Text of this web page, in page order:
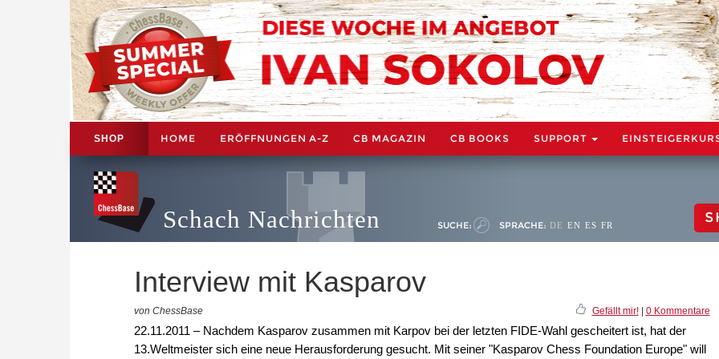
SHOP HOME ERÖFFNUNGEN A-Z CB MAGAZIN CB BOOKS SUPPORT
Schach Nachrichten SUCHE: SPRACHE: DE EN ES FR
Interview mit Kasparov
von ChessBase Gefällt mir!| 0 Kommentare
22.11.2011 – Nachdem Kasparov zusammen mit Karpov bei der letzten FIDE-Wahl gescheitert ist, hat der
13.Weltmeister sich eine neue Herausforderung gesucht. Mit seiner "Kasparov Chess Foundation Europe" will